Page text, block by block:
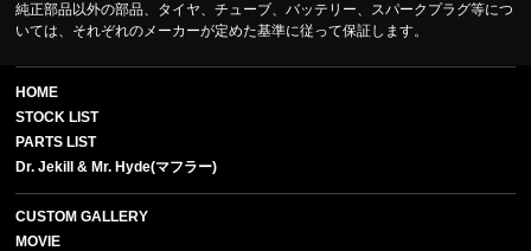
純正部品以外の部品、タイヤ、チューブ、バッテリー、スパークプラグ等につ
いては、それぞれのメーカーが定めた基準に従って保証します。
HOME
STOCK LIST
PARTS LIST
Dr. Jekill & Mr. Hyde(マフラー)
CUSTOM GALLERY
MOVIE